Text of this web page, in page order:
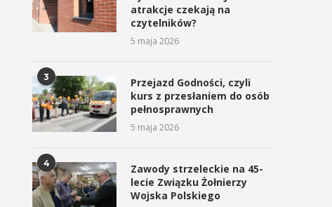
atrakcje czekają na
czytelników?
5 maja 2026
3
Przejazd Godności, czyli
kurs z przesłaniem do osób
pełnosprawnych
5 maja 2026
4
Zawody strzeleckie na 45-
lecie Związku Żołnierzy
Wojska Polskiego